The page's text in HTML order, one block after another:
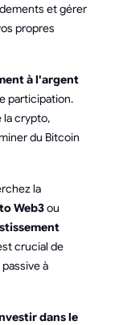
et gérer
propres
à l'argent
participation.
la crypto,
du Bitcoin
la
Web3ou
crucial de
à
dans le